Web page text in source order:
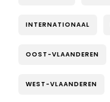
INTERNATIONAAL
OOST-VLAANDEREN
WEST-VLAANDEREN